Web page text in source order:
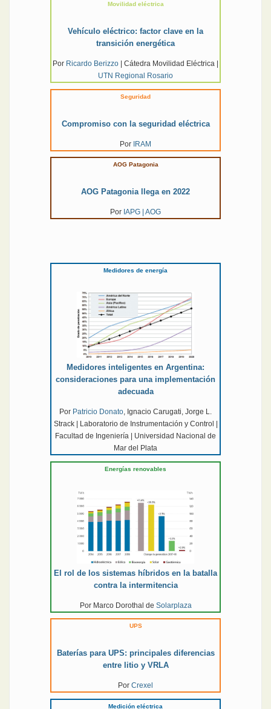
Movilidad eléctrica
Vehículo eléctrico: factor clave en la
transición energética
Por Ricardo Berizzo | Cátedra Movilidad Eléctrica |
UTN Regional Rosario
Seguridad
Compromiso con la seguridad eléctrica
Por IRAM
AOG Patagonia
AOG Patagonia llega en 2022
Por IAPG | AOG
Medidores de energía
Medidores inteligentes en Argentina:
consideraciones para una implementación
adecuada
Por Patricio Donato , Ignacio Carugati, Jorge L.
Strack | Laboratorio de Instrumentación y Control |
Facultad de Ingeniería | Universidad Nacional de
Mar del Plata
Energías renovables
El rol de los sistemas híbridos en la batalla
contra la intermitencia
Por Marco Dorothal de Solarplaza
UPS
Baterías para UPS: principales diferencias
entre litio y VRLA
Por Crexel
Medición eléctrica